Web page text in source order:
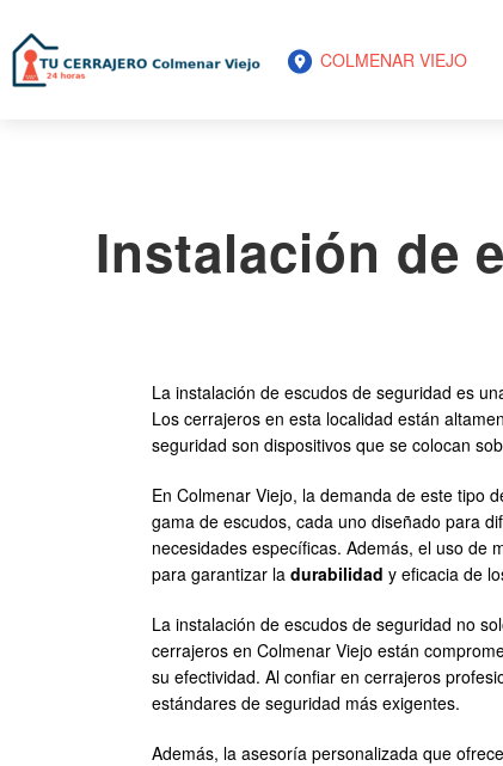
COLMENAR VIEJO
Instalación de
La instalación de escudos de seguridad es
Los cerrajeros en esta localidad están
seguridad son dispositivos que se colocan
En Colmenar Viejo, la demanda de este tipo
gama de escudos, cada uno diseñado para
necesidades específicas. Además, el uso de
para garantizar la durabilidad y eficacia de
La instalación de escudos de seguridad no
cerrajeros en Colmenar Viejo están
su efectividad. Al confiar en cerrajeros
estándares de seguridad más exigentes.
Además, la asesoría personalizada que